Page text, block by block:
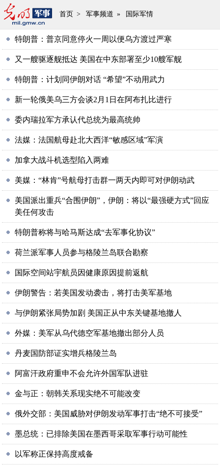
首页 > 军事频道 » 国际军情
特朗普：普京同意停火一周以便乌方渡过严寒
又一艘驱逐舰抵达 美国在中东部署至少10艘军舰
特朗普：计划同伊朗对话 “希望”不动用武力
新一轮俄美乌三方会谈2月1日在阿布扎比进行
委内瑞拉军方承认代总统为最高统帅
法媒：法国航母赴北大西洋“敏感区域”军演
加拿大战斗机选型陷入两难
美媒：“林肯”号航母打击群一两天内即可对伊朗动武
美国派出重兵“合围伊朗”，伊朗：将以“最强硬方式”回应
美任何攻击
特朗普称将与哈马斯达成“去军事化协议”
荷兰派军事人员参与格陵兰岛联合勘察
国际空间站宇航员因健康原因提前返航
伊朗警告：若美国发动袭击，将打击美军基地
与伊朗紧张局势加剧 美国正从中东关键基地撤人
外媒：美军从乌代德空军基地撤出部分人员
丹麦国防部证实增兵格陵兰岛
阿富汗政府重申不会允许外国军队进驻
金与正：朝韩关系现实绝不可能改变
俄外交部：美国威胁对伊朗发动军事打击“绝不可接受”
墨总统：已排除美国在墨西哥采取军事行动可能性
以军称正保持高度戒备